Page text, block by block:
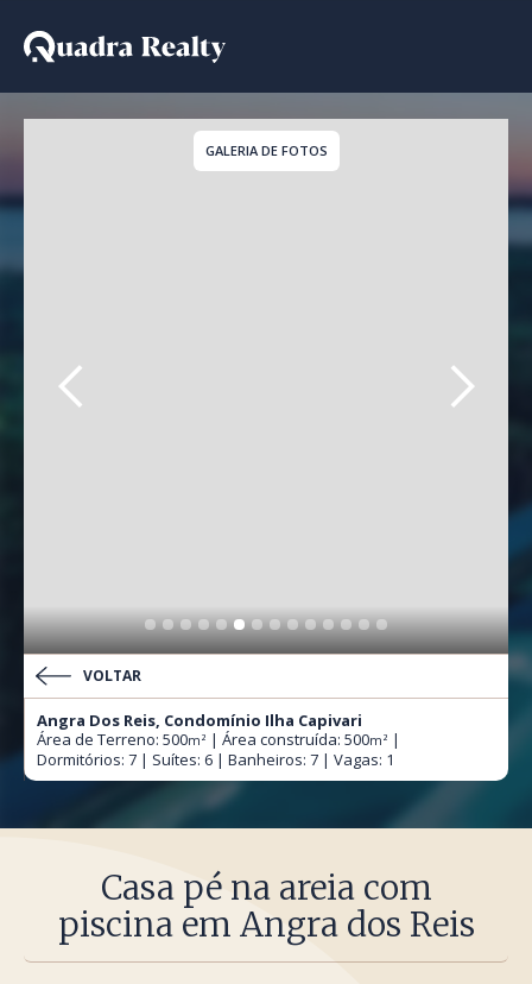
Casa De Condomínio a
GALERIA DE FOTOS
VOLTAR
Angra Dos Reis, Condomínio Ilha Capivari
Área de Terreno: 500m² | Área construída: 500m² |
Dormitórios: 7 | Suítes: 6 | Banheiros: 7 | Vagas: 1
Casa pé na areia com
piscina em Angra dos Reis